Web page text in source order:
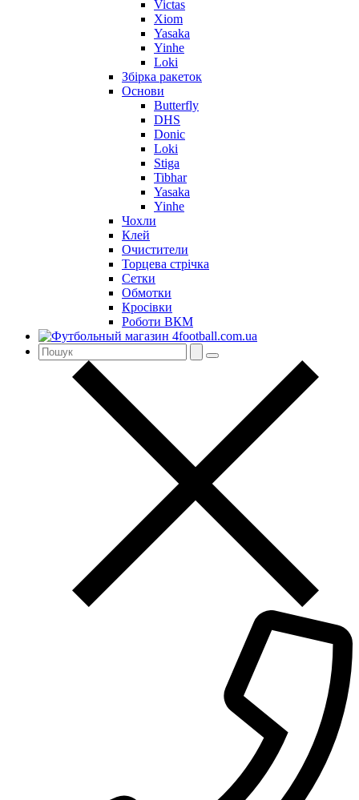
Victas
Xiom
Yasaka
Yinhe
Loki
Збірка ракеток
Основи
Butterfly
DHS
Donic
Loki
Stiga
Tibhar
Yasaka
Yinhe
Чохли
Клей
Очистители
Торцева стрічка
Сетки
Обмотки
Кросівки
Роботи ВКМ